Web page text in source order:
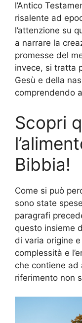
l’Antico
risalente ad
l’attenzione su
a narrare la
promesse del
invece, si tratta
Gesù e della
comprendendo
Scopri
Bibbia!
Come si può
sono state
paragrafi
questo insieme
di varia origine e
complessità e
che contiene ad
riferimento non